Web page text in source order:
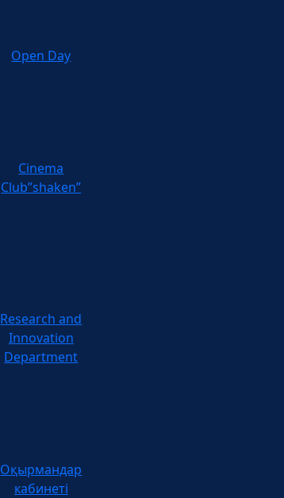
Open Day
Cinema
Club”shaken”
Research and
Innovation
Department
Оқырмандар
кабинеті